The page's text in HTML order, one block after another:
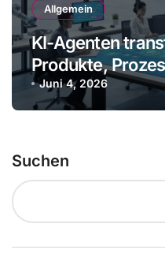
Allgemein
KI-Agenten
Produkte,
Juni 4, 2026
Suchen